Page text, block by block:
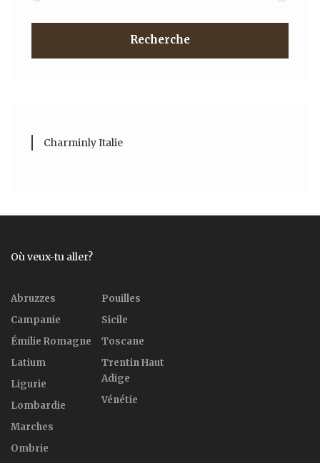
Recherche
Charminly Italie
Où veux-tu aller?
Abruzzes
Campanie
Émilie Romagne
Latium
Ligurie
Lombardie
Marches
Ombrie
Pouilles
Sicile
Toscane
Trentin Haut
Adige
Vénétie